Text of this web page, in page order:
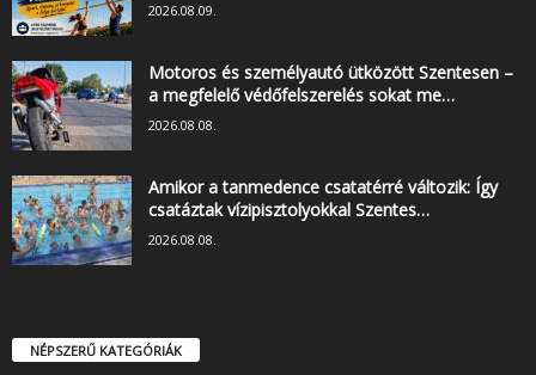
2026.08.09.
Motoros és személyautó ütközött Szentesen –
a megfelelő védőfelszerelés sokat me…
2026.08.08.
Amikor a tanmedence csatatérré változik: Így
csatáztak vízipisztolyokkal Szentes…
2026.08.08.
NÉPSZERŰ KATEGÓRIÁK